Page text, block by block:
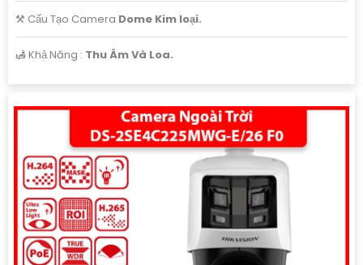
⚒ Cấu Tạo Camera Dome Kim loại.
️🛃 Khả Năng : Thu Âm Và Loa.